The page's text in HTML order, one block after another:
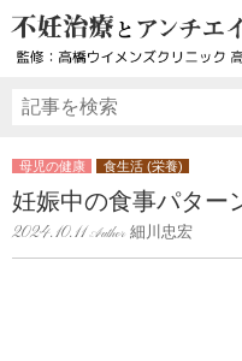
母児の健康 食生活 (栄養)
妊娠中の食事パター
2024.10.11 細川忠宏